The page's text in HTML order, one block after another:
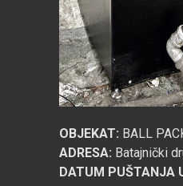
OBJEKAT: BALL
ADRESA: Batajnički
DATUM PUŠTANJA